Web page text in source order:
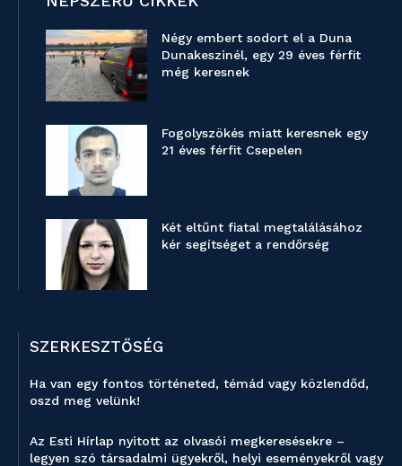
Négy embert sodort el a Duna
Dunakeszinél, egy 29 éves férfit
még keresnek
Fogolyszökés miatt keresnek egy
21 éves férfit Csepelen
Két eltűnt fiatal megtalálásához
kér segítséget a rendőrség
SZERKESZTŐSÉG
Ha van egy fontos történeted, témád vagy közlendőd,
oszd meg velünk!
Az Esti Hírlap nyitott az olvasói megkeresésekre –
legyen szó társadalmi ügyekről, helyi eseményekről vagy